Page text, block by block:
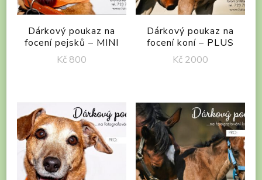
Dárkový poukaz na
focení pejsků – MINI
Kč 800
Dárkový poukaz na
focení koní – PLUS
Kč2000